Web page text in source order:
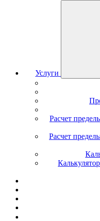
Услуги
Расчет
Расчет